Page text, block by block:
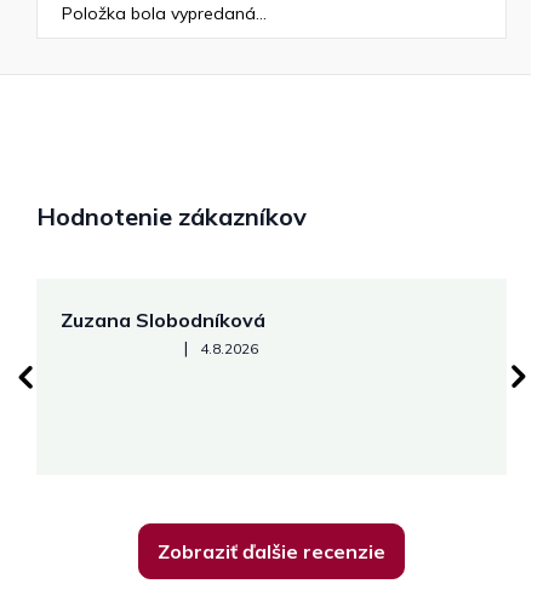
Položka bola vypredaná…
Hodnotenie zákazníkov
Zuzana Slobodníková
Hodnotenie obchodu je 5 z 5 hviezdičiek.
| 4.8.2026
Zobraziť ďalšie recenzie